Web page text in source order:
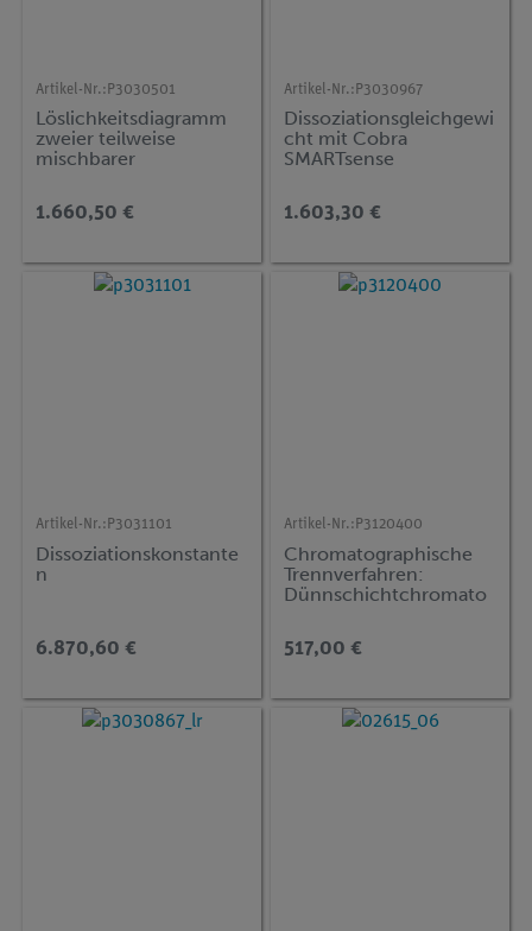
Artikel-Nr.: P3030501
Löslichkeitsdiagramm
zweier teilweise
mischbarer
1.660,50 €
Artikel-Nr.: P3030967
Dissoziationsgleichgewi
cht mit Cobra
SMARTsense
1.603,30 €
Artikel-Nr.: P3031101
Dissoziationskonstante
n
6.870,60 €
Artikel-Nr.: P3120400
Chromatographische
Trennverfahren:
Dünnschichtchromato
517,00 €